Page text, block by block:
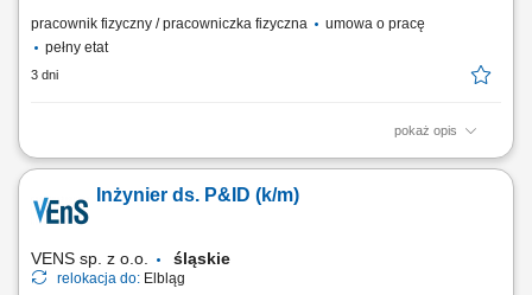
pracownik fizyczny / pracowniczka fizyczna
umowa o pracę
pełny etat
3 dni
pokaż opis
Twój zakres obowiązków: spawanie konstrukcji stalowych;
sprzętu ciężkiego (koparek, ładowarek, wiertnic, torkretnic i innego
sprzętu stosowanego przy budowie tuneli) usuwanie usterek napędów
Inżynier ds. P&ID (k/m)
VENS sp. z o.o. śląskie
relokacja do: Elbląg